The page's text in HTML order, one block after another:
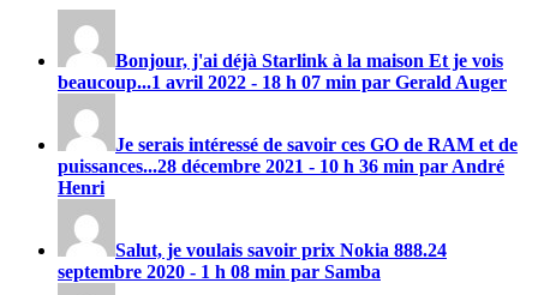
Bonjour, j'ai déjà Starlink à la maison Et je vois
beaucoup...1 avril 2022 - 18 h 07 min par Gerald Auger
Je serais intéressé de savoir ces GO de RAM et de
puissances...28 décembre 2021 - 10 h 36 min par André
Henri
Salut, je voulais savoir prix Nokia 888.24
septembre 2020 - 1 h 08 min par Samba